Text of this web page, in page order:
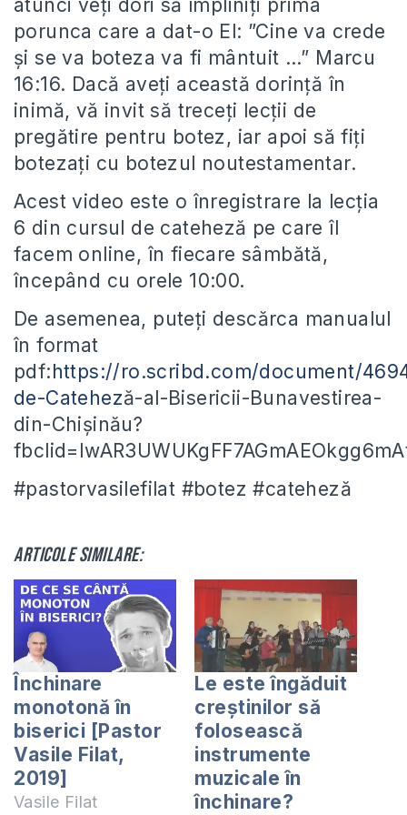
atunci veți dori să împliniți prima
porunca care a dat-o El: ”Cine va crede
şi se va boteza va fi mântuit …” Marcu
16:16. Dacă aveți această dorință în
inimă, vă invit să treceți lecții de
pregătire pentru botez, iar apoi să fiți
botezați cu botezul noutestamentar.
Acest video este o înregistrare la lecția
6 din cursul de cateheză pe care îl
facem online, în fiecare sâmbătă,
începând cu orele 10:00.
De asemenea, puteți descărca manualul
în format
pdf:https://ro.scribd.com/document/
de-Cateheză-al-Bisericii-Bunavestirea-
din-Chișinău?
#pastorvasilefilat #botez #cateheză
Articole similare:
Închinare
monotonă în
biserici [Pastor
Vasile Filat,
2019]
Vasile Filat
Le este îngăduit
creștinilor să
folosească
instrumente
muzicale în
închinare?